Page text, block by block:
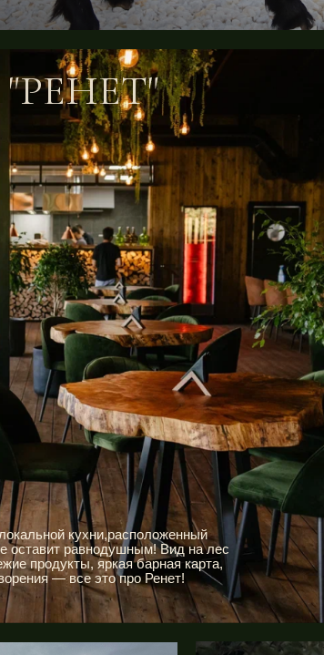
кухни,расположенный
оставит равнодушным! Вид на лес
продукты, яркая барная карта,
— все это про Ренет!